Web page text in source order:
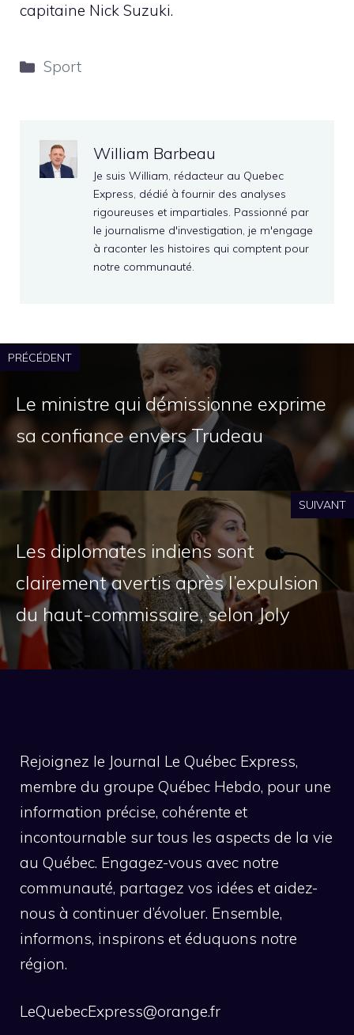
capitaine Nick Suzuki.
Catégories
Sport
William Barbeau
Je suis William, rédacteur au Quebec
Express, dédié à fournir des analyses
rigoureuses et impartiales. Passionné par
le journalisme d'investigation, je m'engage
à raconter les histoires qui comptent pour
notre communauté.
PRÉCÉDENT
Le ministre qui démissionne exprime
sa confiance envers Trudeau
SUIVANT
Les diplomates indiens sont
clairement avertis après l’expulsion
du haut-commissaire, selon Joly
Rejoignez le Journal Le Québec Express,
membre du groupe Québec Hebdo, pour une
information précise, cohérente et
incontournable sur tous les aspects de la vie
au Québec. Engagez-vous avec notre
communauté, partagez vos idées et aidez-
nous à continuer d’évoluer. Ensemble,
informons, inspirons et éduquons notre
région.
LeQuebecExpress@orange.fr